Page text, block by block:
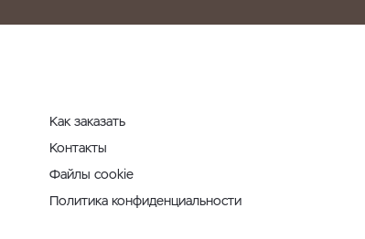
Как заказать
Контакты
Файлы cookie
Политика конфиденциальности